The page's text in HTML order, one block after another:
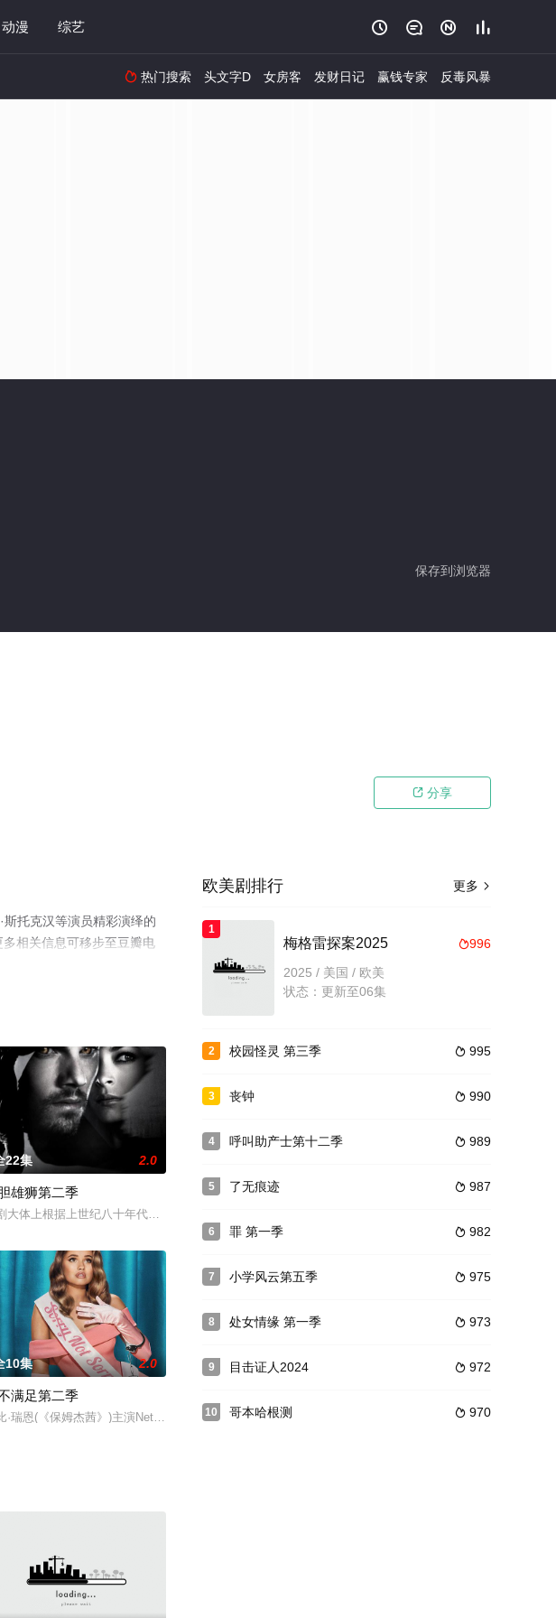
动漫 综艺    
 热门搜索 头文字D 女房客 发财日记 赢钱专家 反毒风暴
保存到浏览器
 分享
托克汉等演员精彩演绎的
相关信息可移步至豆瓣电
饰演），讲述在反抗军形成期间他的冒险经历。
p
。一部只有短短的几集，每一集都讲一个独立的故事。每一集只有短短的半个小时，却以十分紧凑的剧
22集 2.0
雄狮第二季
大体上根据上世纪八十年代由Linda Hamilton主演的同名剧集改编，但很多方面都不相同。故事描述纽约
庭的故事。来自上级的一个任务让詹姆陷入了困惑之中，他被安排成为一名卧底警察，参与一桩十分危险
10集 2.0
满足第二季
·瑞恩(《保姆杰茜》)主演Netflix剧集《永不满足》宣布续订第2季。
更多 
欧美剧排行
1
996
梅格雷探案2025
2025 / 美国 / 欧美
状态：更新至06集
2  995
校园怪灵 第三季
3  990
丧钟
4  989
呼叫助产士第十二季
5  987
了无痕迹
6  982
罪 第一季
7  975
小学风云第五季
8  973
处女情缘 第一季
9  972
目击证人2024
10  970
哥本哈根测